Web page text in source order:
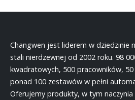
Changwen jest liderem w dziedzinie
stali nierdzewnej od 2002 roku. 98
kwadratowych, 500 pracowników,
ponad 100 zestawów w pełni
Oferujemy produkty, w tym naczynia